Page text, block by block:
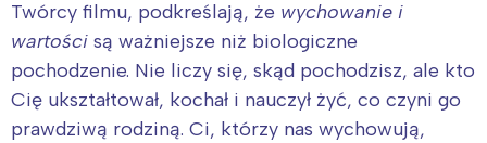
Twórcy filmu, podkreślają, że wychowanie i
wartości są ważniejsze niż biologiczne
pochodzenie. Nie liczy się, skąd pochodzisz, ale kto
Cię ukształtował, kochał i nauczył żyć, co czyni go
prawdziwą rodziną. Ci, którzy nas wychowują,